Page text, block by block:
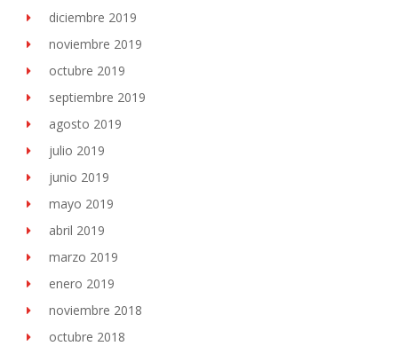
diciembre 2019
noviembre 2019
octubre 2019
septiembre 2019
agosto 2019
julio 2019
junio 2019
mayo 2019
abril 2019
marzo 2019
enero 2019
noviembre 2018
octubre 2018